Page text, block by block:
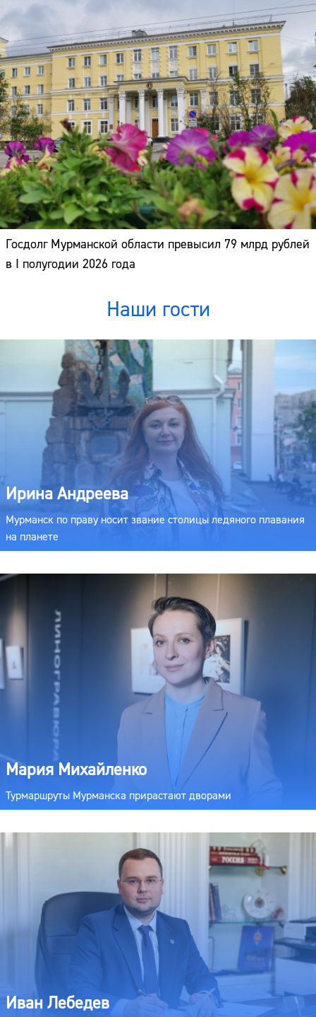
Госдолг Мурманской области превысил 79 млрд рублей
в I полугодии 2026 года
Наши гости
Ирина Андреева
Мурманск по праву носит звание столицы ледяного плавания
на планете
Мария Михайленко
Турмаршруты Мурманска прирастают дворами
Иван Лебедев